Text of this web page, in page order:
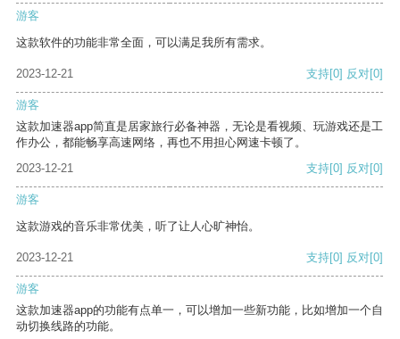
游客
这款软件的功能非常全面，可以满足我所有需求。
2023-12-21 支持[0] 反对[0]
游客
这款加速器app简直是居家旅行必备神器，无论是看视频、玩游戏还是工
作办公，都能畅享高速网络，再也不用担心网速卡顿了。
2023-12-21
支持[0] 反对[0]
游客
这款游戏的音乐非常优美，听了让人心旷神怡。
2023-12-21 支持[0] 反对[0]
游客
这款加速器app的功能有点单一，可以增加一些新功能，比如增加一个自
动切换线路的功能。